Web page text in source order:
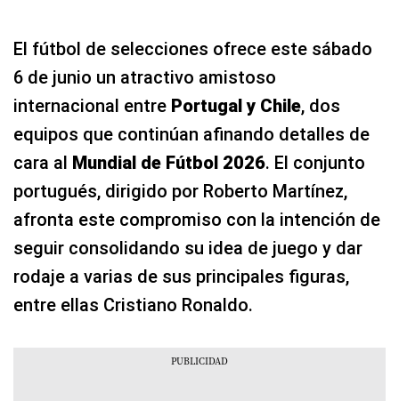
El fútbol de selecciones ofrece este sábado
6 de junio un atractivo amistoso
internacional entre Portugal y Chile, dos
equipos que continúan afinando detalles de
cara al Mundial de Fútbol 2026. El conjunto
portugués, dirigido por Roberto Martínez,
afronta este compromiso con la intención de
seguir consolidando su idea de juego y dar
rodaje a varias de sus principales figuras,
entre ellas Cristiano Ronaldo.